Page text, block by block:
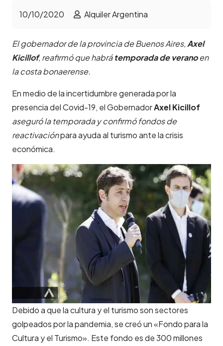
10/10/2020 Alquiler Argentina
El gobernador de la provincia de Buenos Aires,Axel
Kicillof, reafirmó que habrátemporada de veranoen
la costa bonaerense.
En medio de la incertidumbre generada por la
presencia del Covid-19, el GobernadorAxel Kicillof
aseguró la temporada y confirmó fondos de
reactivaciónpara ayuda al turismo ante la crisis
económica.
Debido a que la cultura y el turismo son sectores
golpeados por la pandemia, se creó un «Fondo para la
Cultura y el Turismo». Este fondo es de 300 millones